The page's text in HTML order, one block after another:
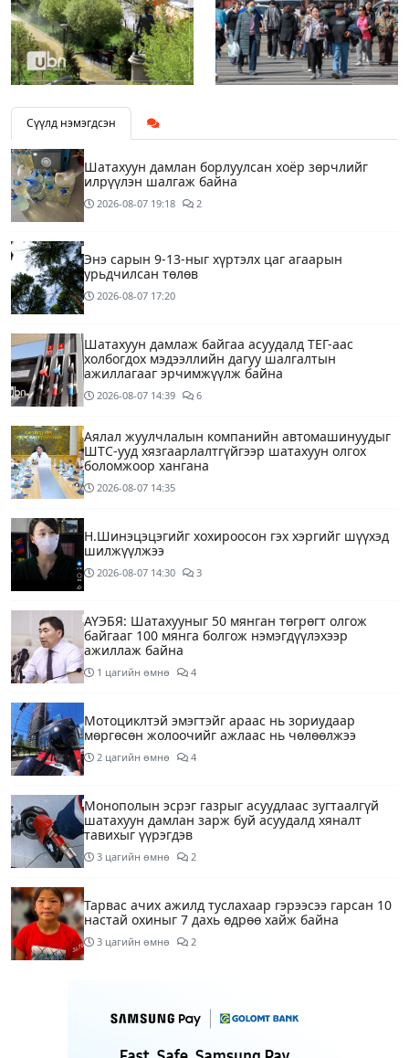
Сүүлд нэмэгдсэн
Шатахуун дамлан борлуулсан хоёр зөрчлийг
илрүүлэн шалгаж байна
2026-08-07 19:18 2
Энэ сарын 9-13-ныг хүртэлх цаг агаарын
урьдчилсан төлөв
2026-08-07 17:20
Шатахуун дамлаж байгаа асуудалд ТЕГ-аас
холбогдох мэдээллийн дагуу шалгалтын
ажиллагааг эрчимжүүлж байна
2026-08-07 14:39 6
Аялал жуулчлалын компанийн автомашинуудыг
ШТС-ууд хязгаарлалтгүйгээр шатахуун олгох
боломжоор хангана
2026-08-07 14:35
Н.Шинэцэцэгийг хохироосон гэх хэргийг шүүхэд
шилжүүлжээ
2026-08-07 14:30 3
АҮЭБЯ: Шатахууныг 50 мянган төгрөгт олгож
байгааг 100 мянга болгож нэмэгдүүлэхээр
ажиллаж байна
1 цагийн өмнө 4
Мотоциклтэй эмэгтэйг араас нь зориудаар
мөргөсөн жолоочийг ажлаас нь чөлөөлжээ
2 цагийн өмнө 4
Монополын эсрэг газрыг асуудлаас зугтаалгүй
шатахуун дамлан зарж буй асуудалд хяналт
тавихыг үүрэгдэв
3 цагийн өмнө 2
Тарвас ачих ажилд туслахаар гэрээсээ гарсан 10
настай охиныг 7 дахь өдрөө хайж байна
3 цагийн өмнө 2
торгууль ногдуулах, тусгай зөвшөөрлийг нь
цуцлах хүртэл арга хэмжээ авахыг сануулав